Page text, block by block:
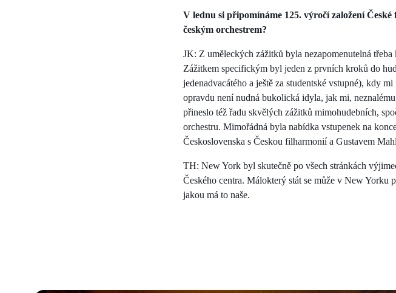
V lednu si připomínáme 125. výročí založení
českým orchestrem?
JK: Z uměleckých zážitků byla nezapomenutelná
Zážitkem specifickým byl jeden z prvních kroků do
jedenadvacátého a ještě za studentské vstupné), kdy
opravdu není nudná bukolická idyla, jak mi,
přineslo též řadu skvělých zážitků mimohudebních,
orchestru. Mimořádná byla nabídka vstupenek na
Československa s Českou filharmonií a Gustavem
TH: New York byl skutečně po všech stránkách
Českého centra. Málokterý stát se může v New
jakou má to naše.